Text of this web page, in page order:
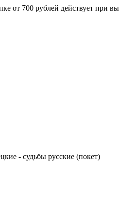
от 700 рублей действует при
- судьбы русские (покет)